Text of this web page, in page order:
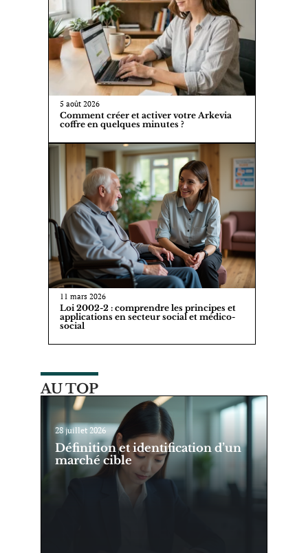
5 août 2026
Comment créer et activer votre Arkevia
coffre en quelques minutes ?
11 mars 2026
Loi 2002-2 : comprendre les principes et
applications en secteur social et médico-
social
AU TOP
28 juillet 2026
Définition et identification d’un
marché cible